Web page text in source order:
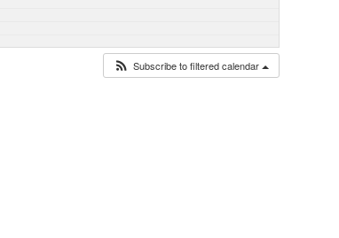
Subscribe to filtered calendar